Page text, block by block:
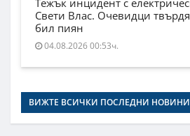
Тежък инцидент с
Свети Влас. Очевидци
бил пиян
04.08.2026 00:53ч.
ВИЖТЕ ВСИЧКИ ПОСЛЕДНИ НОВИНИ